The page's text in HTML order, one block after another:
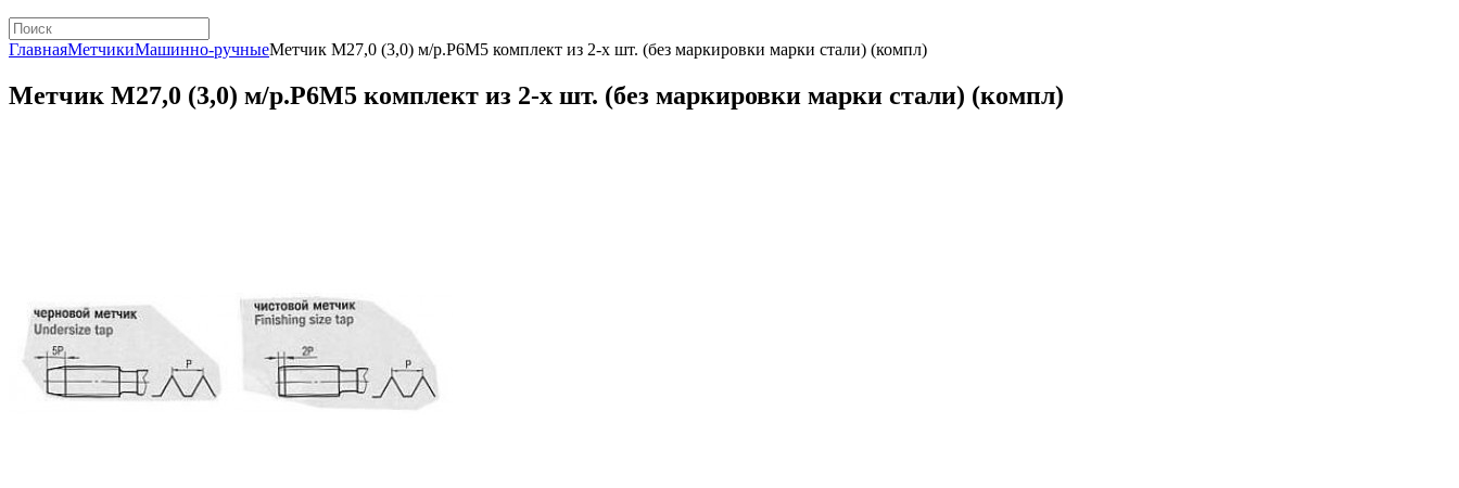
ГлавнаяМетчикиМашинно-ручныеМетчик М27,0 (3,0) м/р.Р6М5 комплект из 2-х шт. (без маркировки марки стали) (компл)
Метчик М27,0 (3,0) м/р.Р6М5 комплект из 2-х шт. (без маркировки марки стали) (компл)